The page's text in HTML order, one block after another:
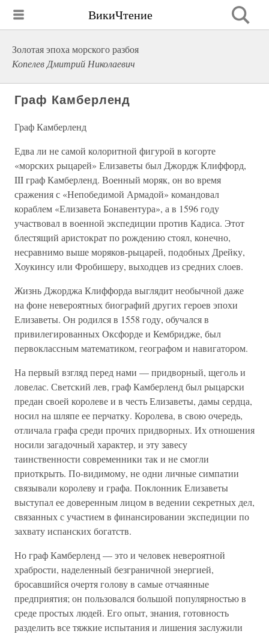
ВикиЧтение
Золотая эпоха морского разбоя
Копелев Дмитрий Николаевич
Граф Камберленд
Граф Камберленд
Едва ли не самой колоритной фигурой в когорте
«морских рыцарей» Елизаветы был Джордж Клиффорд,
III граф Камберленд. Военный моряк, он во время
сражения с «Непобедимой Армадой» командовал
кораблем «Елизавета Бонавентура», а в 1596 году
участвовал в военной экспедиции против Кадиса. Этот
блестящий аристократ по рождению стоял, конечно,
несравнимо выше моряков-рыцарей, подобных Дрейку,
Хоукинсу или Фробишеру, выходцев из средних слоев.
Жизнь Джорджа Клиффорда выглядит необычной даже
на фоне невероятных биографий других героев эпохи
Елизаветы. Он родился в 1558 году, обучался в
привилегированных Оксфорде и Кембридже, был
первоклассным математиком, географом и навигатором.
На первый взгляд перед нами — придворный, щеголь и
ловелас. Светский лев, граф Камберленд был рыцарски
предан своей королеве и в честь Елизаветы, дамы сердца,
носил на шляпе ее перчатку. Королева, в свою очередь,
отличала графа среди прочих придворных. Их отношения
носили загадочный характер, и эту завесу
таинственности современники так и не смогли
приоткрыть. По-видимому, не одни личные симпатии
связывали королеву и графа. Поклонник Елизаветы
выступал ее доверенным лицом в ведении секретных дел,
связанных с участием в финансировании экспедиции по
захвату испанских богатств.
Но граф Камберленд — это и человек невероятной
храбрости, наделенный безграничной энергией,
бросавшийся очертя голову в самые отчаянные
предприятия; он пользовался большой популярностью в
среде простых людей. Его опыт, знания, готовность
разделить все тяжкие испытания и лишения заслужили